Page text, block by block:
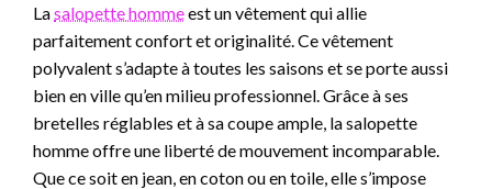
Lasalopette hommeest un vêtement qui allie
parfaitement confort et originalité. Ce vêtement
polyvalent s’adapte à toutes les saisons et se porte aussi
bien en ville qu’en milieu professionnel. Grâce à ses
bretelles réglables et à sa coupe ample, la salopette
homme offre une liberté de mouvement incomparable.
Que ce soit en jean, en coton ou en toile, elle s’impose